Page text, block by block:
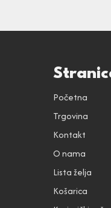
Početna
Trgovina
Kontakt
O nama
Lista želja
Košarica